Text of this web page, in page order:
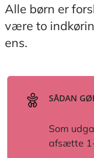
Alle børn er
være to
ens.
SÅDAN
Som
afsætte